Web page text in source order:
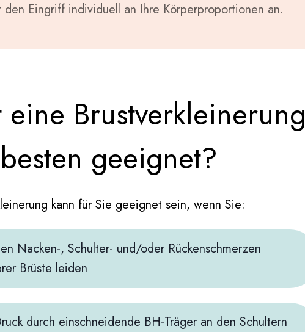
den Eingriff individuell an Ihre Körperproportionen an.
eine Brustverkleinerung
geeignet?
kann für Sie geeignet sein, wenn Sie:
Nacken-, Schulter- und/oder Rückenschmerzen
Brüste leiden
durch einschneidende BH-Träger an den Schultern